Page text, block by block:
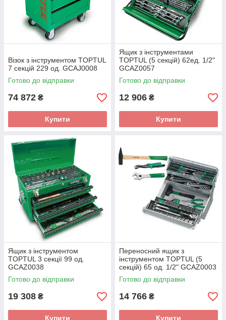
Візок з інструментом TOPTUL
7 секцій 229 од. GCAJ0008
Готово до відправки
74 872 ₴
Купити
Ящик з інструментами
TOPTUL (5 секцій) 62ед. 1/2"
GCAZ0057
Готово до відправки
12 906 ₴
Купити
Ящик з інструментом
TOPTUL 3 секції 99 од.
GCAZ0038
Готово до відправки
19 308 ₴
Купити
Переносний ящик з
інструментом TOPTUL (5
секцій) 65 од. 1/2" GCAZ0003
Готово до відправки
14 766 ₴
Купити